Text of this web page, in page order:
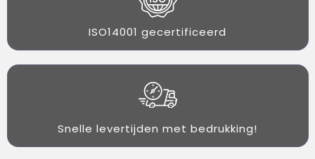
ISO14001 gecertificeerd
Snelle levertijden met bedrukking!